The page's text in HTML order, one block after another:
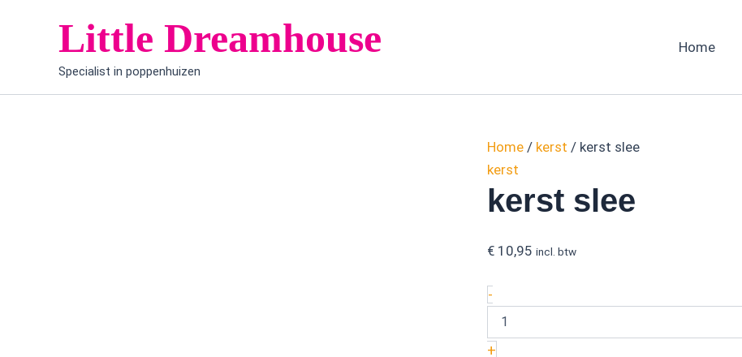
Little Dreamhouse
Specialist in poppenhuizen
Home
Home / kerst / kerst slee
kerst
kerst slee
€ 10,95 incl. btw
-
+